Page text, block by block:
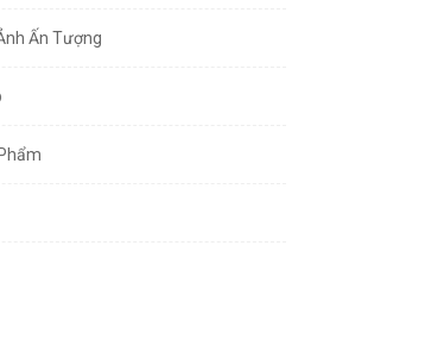
cho Fujifilm
Ấn Tượng